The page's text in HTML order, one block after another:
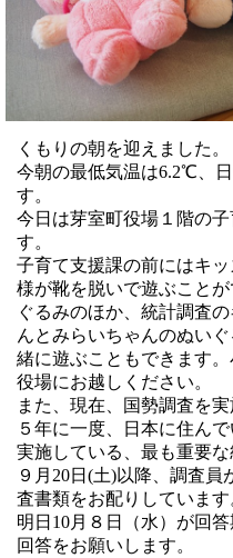
くもりの朝を迎えました。
今朝の最低気温は6.2℃、
す。
今日は芽室町役場１階の
す。
子育て支援課の前にはキ
様が靴を脱いで遊ぶこと
ぐるみのほか、統計調査
んとみらいちゃんのぬい
緒に遊ぶこともできます
役場にお越しください。
また、現在、国勢調査を
５年に一度、日本に住ん
実施している、最も重要な
９月20日(土)以降、調査
査書類をお配りしています
明日10月８日（水）が回
回答をお願いします。